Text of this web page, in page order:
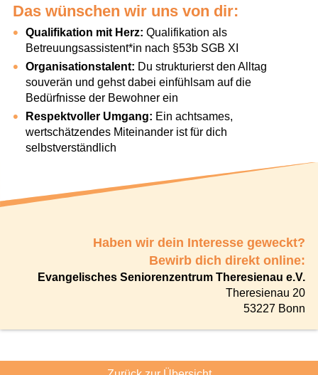
Das wünschen wir uns von dir:
Qualifikation mit Herz: Qualifikation als
Betreuungsassistent*in nach §53b SGB XI
Organisationstalent: Du strukturierst den Alltag
souverän und gehst dabei einfühlsam auf die
Bedürfnisse der Bewohner ein
Respektvoller Umgang: Ein achtsames,
wertschätzendes Miteinander ist für dich
selbstverständlich
Haben wir dein Interesse geweckt?
Bewirb dich direkt online:
Evangelisches Seniorenzentrum Theresienau e.V.
Theresienau 20
53227 Bonn